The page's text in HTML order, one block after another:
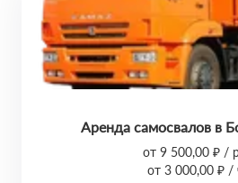
Аренда самосвалов в
от 9 500,00 ₽ /
от 3 000,00 ₽ /